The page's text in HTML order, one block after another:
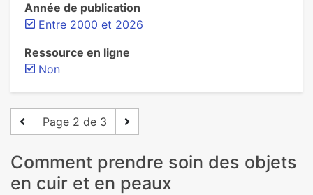
Année de publication
Entre 2000 et 2026
Ressource en ligne
Non
Page 2 de 3
Comment prendre soin des objets
en cuir et en peaux